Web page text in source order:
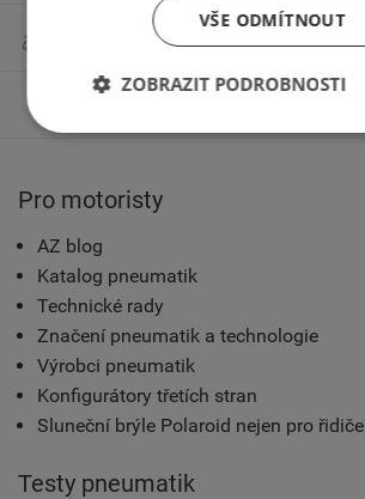
Motocyklové pneumatiky
Pro motoristy
AZ blog
Katalog pneumatik
Technické rady
Značení pneumatik a technologie
Výrobci pneumatik
Konfigurátory třetích stran
Sluneční brýle Polaroid nejen pro řidiče
Testy pneumatik
VŠE ODMÍTNOUT
ZOBRAZIT PODROBNOSTI